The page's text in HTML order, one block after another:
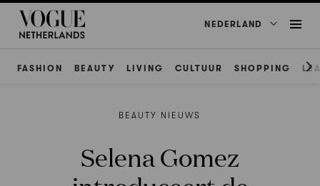
NEDERLAND
FASHION BEAUTY LIVING CULTUUR SHOPPING
BEAUTY NIEUWS
Selena Gomez